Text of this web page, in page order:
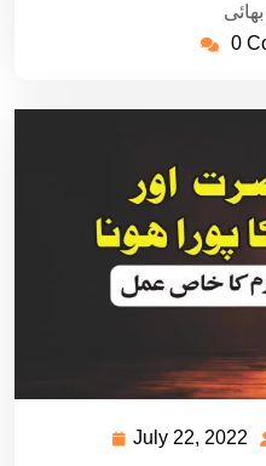
0
July 22, 2022